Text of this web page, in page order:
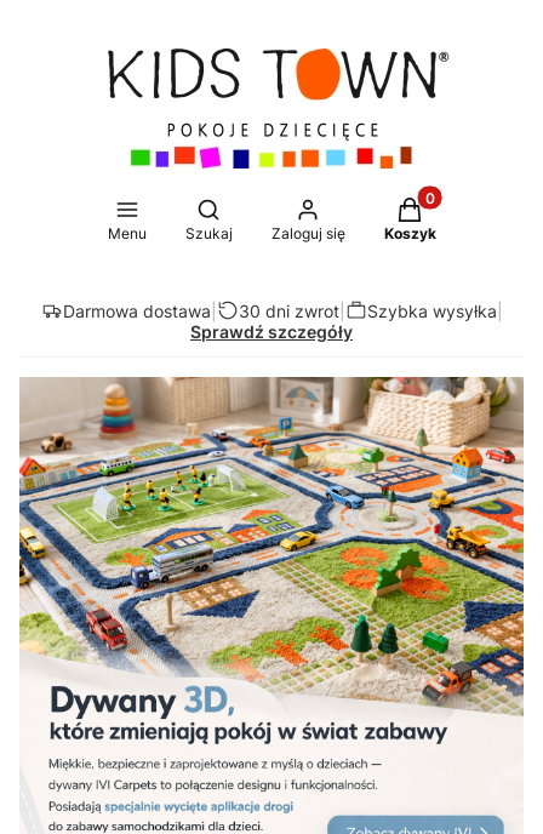
Menu
Otwórz wyszukiwarkę
Szukaj Zaloguj się
Produkty w
Koszyk
Darmowa dostawa 30 dni zwrot| Szybka wysyłka
Sprawdź szczegóły